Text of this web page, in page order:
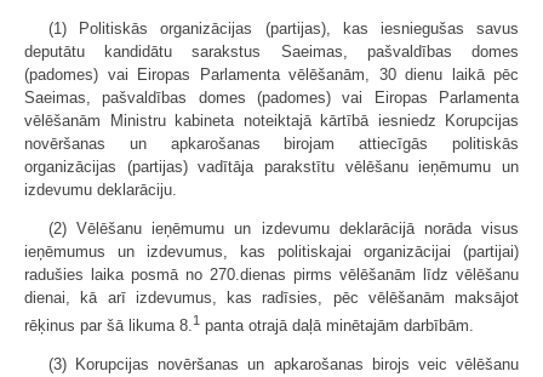
(1) Politiskās organizācijas (partijas), kas iesniegušas savus
deputātu kandidātu sarakstus Saeimas, pašvaldības domes
(padomes) vai Eiropas Parlamenta vēlēšanām, 30 dienu laikā pēc
Saeimas, pašvaldības domes (padomes) vai Eiropas Parlamenta
vēlēšanām Ministru kabineta noteiktajā kārtībā iesniedz Korupcijas
novēršanas un apkarošanas birojam attiecīgās politiskās
organizācijas (partijas) vadītāja parakstītu vēlēšanu ieņēmumu un
izdevumu deklarāciju.
(2) Vēlēšanu ieņēmumu un izdevumu deklarācijā norāda visus
ieņēmumus un izdevumus, kas politiskajai organizācijai (partijai)
radušies laika posmā no 270.dienas pirms vēlēšanām līdz vēlēšanu
dienai, kā arī izdevumus, kas radīsies, pēc vēlēšanām maksājot
rēķinus par šā likuma 8.1 panta otrajā daļā minētajām darbībām.
(3) Korupcijas novēršanas un apkarošanas birojs veic vēlēšanu